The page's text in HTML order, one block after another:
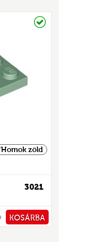
zöld
3021
KOSÁRBA